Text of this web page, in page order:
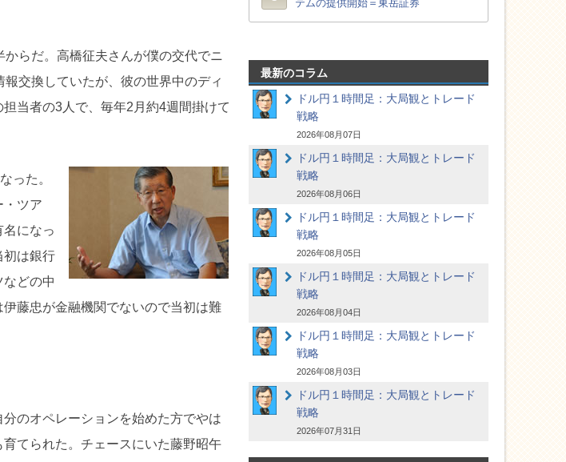
らだ。高橋征夫さんが僕の交代でニ
交換していたが、彼の世界中のディ
当者の3人で、毎年2月約4週間掛けて
った。
・ツア
になっ
初は銀行
どの中
藤忠が金融機関でないので当初は難
のオペレーションを始めた方でやは
てられた。チェースにいた藤野昭午
最新のコラム
ドル円１時間足：大局観とトレード
戦略
2026年08月07日
ドル円１時間足：大局観とトレード
戦略
2026年08月06日
ドル円１時間足：大局観とトレード
戦略
2026年08月05日
ドル円１時間足：大局観とトレード
戦略
2026年08月04日
ドル円１時間足：大局観とトレード
戦略
2026年08月03日
ドル円１時間足：大局観とトレード
戦略
2026年07月31日